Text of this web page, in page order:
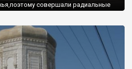
совершали радиальные